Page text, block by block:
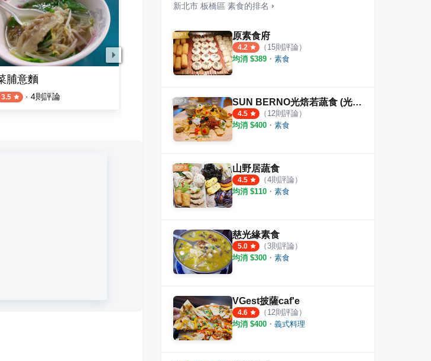
脯意麵
3.5 · 4則評論 則評論 3.0 ·3則評論
新北市 板橋區 素食的排名 ›
原素食府
4.2 （ 15則評論）
均消 $389 ・ 素食
SUN BERNO光焙若蔬食 (光焙若新板傑仕堡門市)
4.5 （ 12則評論）
均消 $400 ・ 素食
山野居蔬食
4.5 （4則評論）
均消 $110 ・ 素食
慈光緣素食
5.0 （3則評論）
均消 $300 ・ 素食
VGest披薩caf'e
4.6 （ 12則評論）
均消 $400 ・ 義式料理